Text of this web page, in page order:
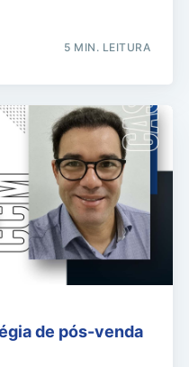
5 MIN. LEITURA
de pós-venda